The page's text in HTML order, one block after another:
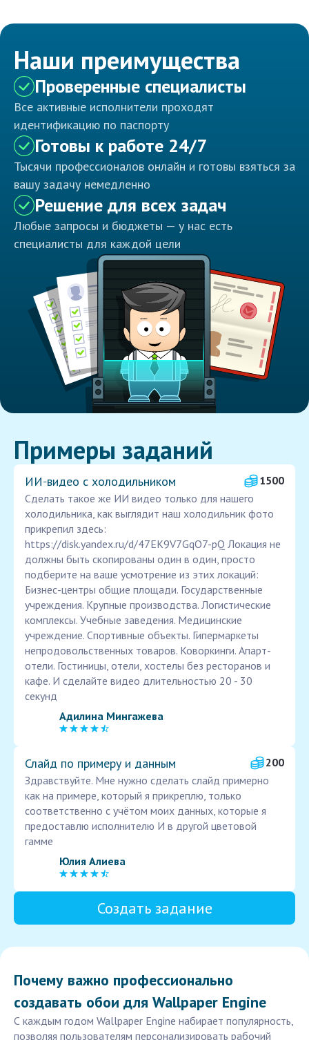
Наши преимущества
Проверенные специалисты
Все активные исполнители проходят
идентификацию по паспорту
Готовы к работе 24/7
Тысячи профессионалов онлайн и готовы взяться за
вашу задачу немедленно
Решение для всех задач
Любые запросы и бюджеты — у нас есть
специалисты для каждой цели
Примеры заданий
ИИ‑видео с холодильником
1500
Сделать такое же ИИ видео только для нашего
холодильника, как выглядит наш холодильник фото
прикрепил здесь:
https://disk.yandex.ru/d/47EK9V7GqO7-pQ Локация не
должны быть скопированы один в один, просто
подберите на ваше усмотрение из этих локаций:
Бизнес-центры общие площади. Государственные
учреждения. Крупные производства. Логистические
комплексы. Учебные заведения. Медицинские
учреждение. Спортивные объекты. Гипермаркеты
непродовольственных товаров. Коворкинги. Апарт-
отели. Гостиницы, отели, хостелы без ресторанов и
кафе. И сделайте видео длительностью 20 - 30
секунд
Адилина Мингажева
Слайд по примеру и данным
200
Здравствуйте. Мне нужно сделать слайд примерно
как на примере, который я прикреплю, только
соответственно с учётом моих данных, которые я
предоставлю исполнителю И в другой цветовой
гамме
Юлия Алиева
Создать задание
Почему важно профессионально
создавать обои для Wallpaper Engine
С каждым годом Wallpaper Engine набирает популярность,
позволяя пользователям персонализировать рабочий